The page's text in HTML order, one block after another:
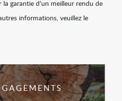
la garantie d'un meilleur rendu de
informations, veuillez le